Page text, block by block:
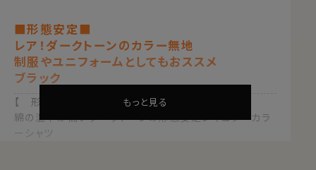
■形態安定■
レア！ダークトーンのカラー無地
制服やユニフォームとしてもおススメ
ブラック
【 形態安定 】【 レギュラーカラー 】
綿の混率が高いダークトーンの形態安定レギュラーカラ
ーシャツ
もっと見る